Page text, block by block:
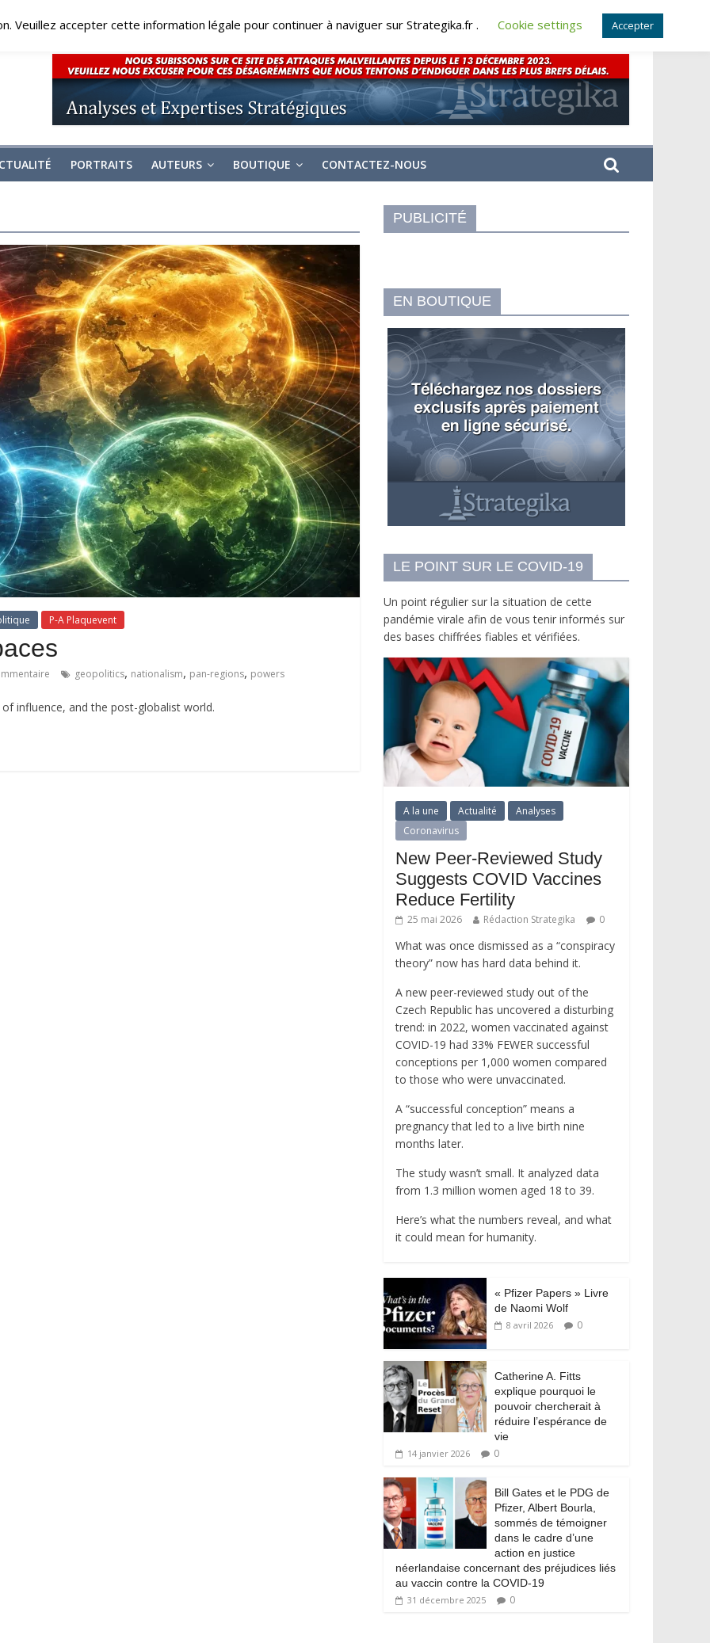
PORTRAITS AUTEURS BOUTIQUE CONTACTEZ-NOUS
P-A Plaquevent
geopolitics, nationalism, pan-regions, powers
influence, and the post-globalist world.
PUBLICITÉ
EN BOUTIQUE
LE POINT SUR LE COVID-19
Un point régulier sur la situation de cette
pandémie virale afin de vous tenir informés sur
des bases chiffrées fiables et vérifiées.
A la une Actualité
Analyses
Coronavirus
New Peer-Reviewed Study
Suggests COVID Vaccines
Reduce Fertility
25 mai 2026 Rédaction Strategika 0
What was once dismissed as a “conspiracy
theory” now has hard data behind it.
A new peer-reviewed study out of the
Czech Republic has uncovered a disturbing
trend: in 2022, women vaccinated against
COVID-19 had 33% FEWER successful
conceptions per 1,000 women compared
to those who were unvaccinated.
A “successful conception” means a
pregnancy that led to a live birth nine
months later.
The study wasn’t small. It analyzed data
from 1.3 million women aged 18 to 39.
Here’s what the numbers reveal, and what
it could mean for humanity.
« Pfizer Papers » Livre
de Naomi Wolf
8 avril 2026 0
Catherine A. Fitts
explique pourquoi le
pouvoir chercherait à
réduire l’espérance de
vie
14 janvier 2026 0
Bill Gates et le PDG de
Pfizer, Albert Bourla,
sommés de témoigner
dans le cadre d’une
action en justice
néerlandaise concernant des préjudices liés
au vaccin contre la COVID-19
31 décembre 2025 0
Veuillez accepter cette information légale pour continuer à naviguer sur Strategika.fr . Cookie settings Accepter